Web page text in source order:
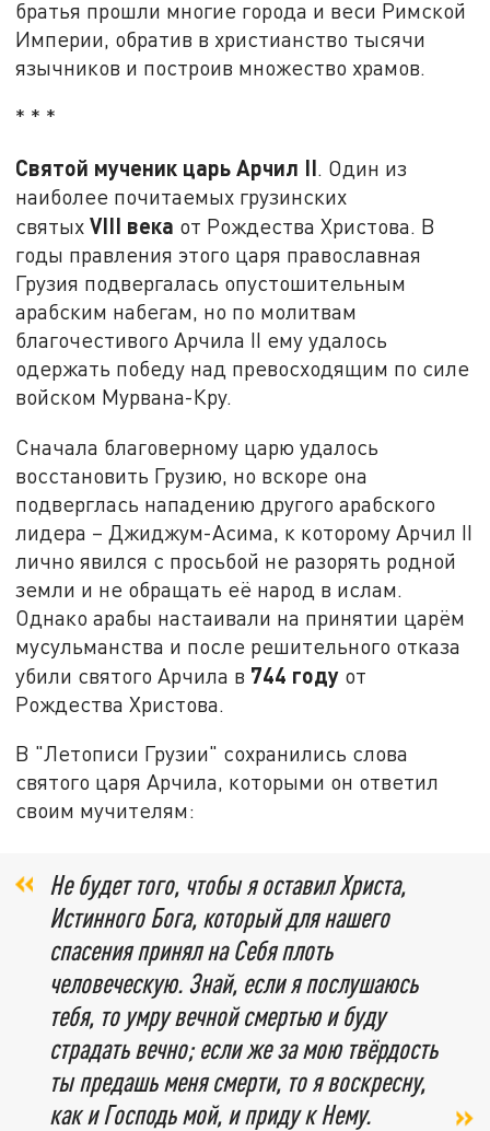
братья прошли многие города и веси Римской
Империи, обратив в христианство тысячи
язычников и построив множество храмов.
* * *
Святой мученик царь Арчил II. Один из
наиболее почитаемых грузинских
святыхVIII века от Рождества Христова. В
годы правления этого царя православная
Грузия подвергалась опустошительным
арабским набегам, но по молитвам
благочестивого Арчила II ему удалось
одержать победу над превосходящим по силе
войском Мурвана-Кру.
Сначала благоверному царю удалось
восстановить Грузию, но вскоре она
подверглась нападению другого арабского
лидера – Джиджум-Асима, к которому Арчил II
лично явился с просьбой не разорять родной
земли и не обращать её народ в ислам.
Однако арабы настаивали на принятии царём
мусульманства и после решительного отказа
убили святого Арчила в 744 году от
Рождества Христова.
В "Летописи Грузии" сохранились слова
святого царя Арчила, которыми он ответил
своим мучителям:
Не будет того, чтобы я оставил Христа,
Истинного Бога, который для нашего
спасения принял на Себя плоть
человеческую. Знай, если я послушаюсь
тебя, то умру вечной смертью и буду
страдать вечно; если же за мою твёрдость
ты предашь меня смерти, то я воскресну,
как и Господь мой, и приду к Нему.